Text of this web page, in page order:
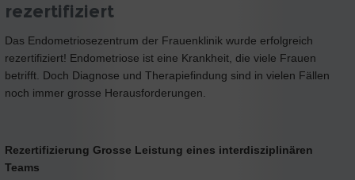
rezertifiziert
Das Endometriosezentrum der Frauenklinik wurde erfolgreich
rezertifiziert! Endometriose ist eine Krankheit, die viele Frauen
betrifft. Doch Diagnose und Therapiefindung sind in vielen Fällen
noch immer grosse Herausforderungen.
Rezertifizierung Grosse Leistung eines interdisziplinären
Teams